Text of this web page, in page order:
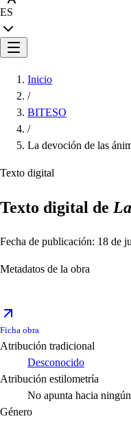
ES
Inicio
/
BITESO
/
La devoción de las
Texto digital
Texto digital de
Fecha de publicación: 18 de
Metadatos de la obra
Ficha obra
Atribución tradicional
Desconocido
Atribución estilometría
No apunta hacia
Género